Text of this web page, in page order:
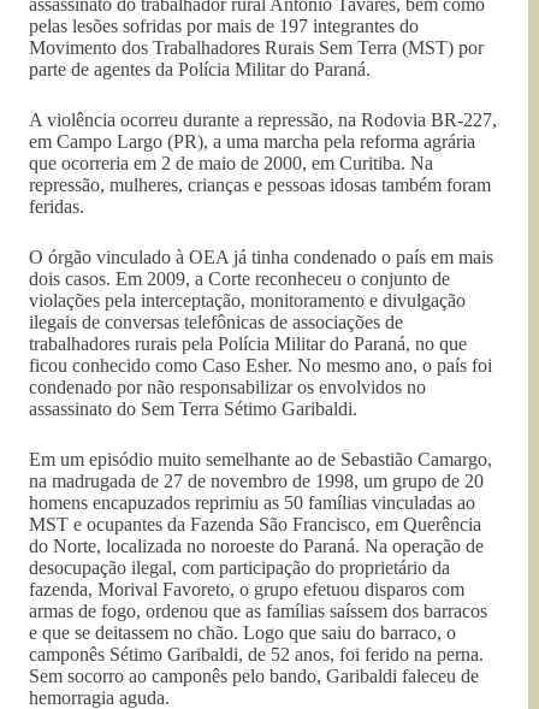
pelas lesões sofridas por mais de 197 integrantes do
Movimento dos Trabalhadores Rurais Sem Terra (MST) por
parte de agentes da Polícia Militar do Paraná.
A violência ocorreu durante a repressão, na Rodovia BR-227,
em Campo Largo (PR), a uma marcha pela reforma agrária
que ocorreria em 2 de maio de 2000, em Curitiba. Na
repressão, mulheres, crianças e pessoas idosas também foram
feridas.
O órgão vinculado à OEA já tinha condenado o país em mais
dois casos. Em 2009, a Corte reconheceu o conjunto de
violações pela interceptação, monitoramento e divulgação
ilegais de conversas telefônicas de associações de
trabalhadores rurais pela Polícia Militar do Paraná, no que
ficou conhecido como Caso Esher. No mesmo ano, o país foi
condenado por não responsabilizar os envolvidos no
assassinato do Sem Terra Sétimo Garibaldi.
Em um episódio muito semelhante ao de Sebastião Camargo,
na madrugada de 27 de novembro de 1998, um grupo de 20
homens encapuzados reprimiu as 50 famílias vinculadas ao
MST e ocupantes da Fazenda São Francisco, em Querência
do Norte, localizada no noroeste do Paraná. Na operação de
desocupação ilegal, com participação do proprietário da
fazenda, Morival Favoreto, o grupo efetuou disparos com
armas de fogo, ordenou que as famílias saíssem dos barracos
e que se deitassem no chão. Logo que saiu do barraco, o
camponês Sétimo Garibaldi, de 52 anos, foi ferido na perna.
Sem socorro ao camponês pelo bando, Garibaldi faleceu de
hemorragia aguda.